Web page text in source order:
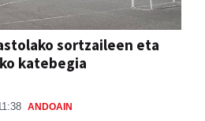
sortzaileen eta
katebegia
ANDOAIN